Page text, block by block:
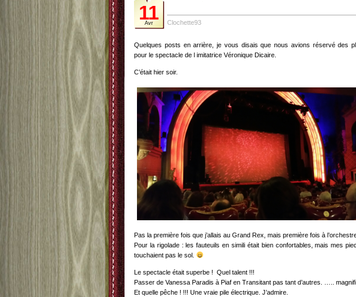
11
Avr Clochette93
Quelques posts en arrière, je vous disais que nous avions réservé des
pour le spectacle de l imitatrice Véronique Dicaire.
C’était hier soir.
Pas la première fois que j’allais au Grand Rex, mais première fois à
Pour la rigolade : les fauteuils en simili était bien confortables, mais mes
touchaient pas le sol.
Le spectacle était superbe ! Quel talent !!!
Passer de Vanessa Paradis à Piaf en Transitant pas tant d’autres. …..
Et quelle pêche ! !!! Une vraie pile électrique. J’admire.